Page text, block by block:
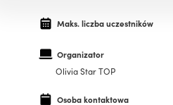
Maks. liczba uczestników
Organizator
Olivia Star TOP
Osoba kontaktowa